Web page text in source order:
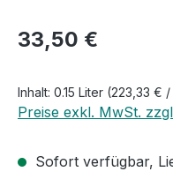
Regulärer Preis:
33,50 €
Inhalt: 0.15 Liter (223,33 € /
Preise exkl. MwSt.
Sofort verfügbar,